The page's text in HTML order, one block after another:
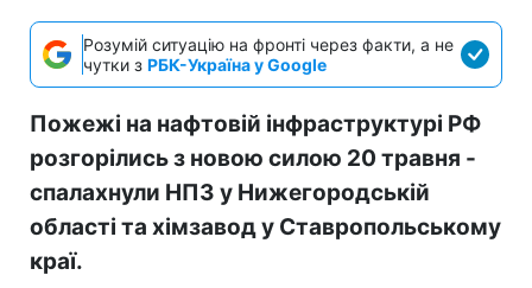
Розумій ситуацію на фронті через факти, а не
чутки з РБК-Україна у Google
Пожежі на нафтовій інфраструктурі РФ
розгорілись з новою силою 20 травня -
спалахнули НПЗ у Нижегородській
області та хімзавод у Ставропольському
краї.